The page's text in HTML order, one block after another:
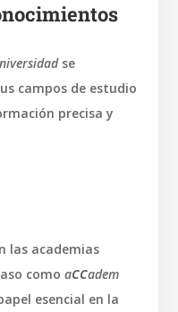
se
campos de estudio
precisa y
las academias
como aCCadem
esencial en la